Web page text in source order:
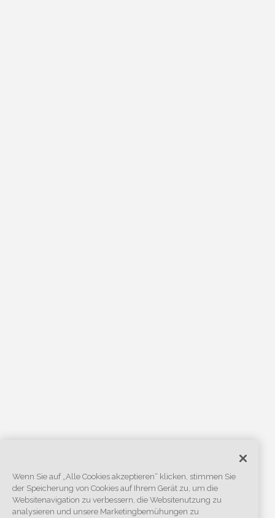
Wenn Sie auf „Alle Cookies akzeptieren“ klicken, stimmen Sie
der Speicherung von Cookies auf Ihrem Gerät zu, um die
Websitenavigation zu verbessern, die Websitenutzung zu
analysieren und unsere Marketingbemühungen zu